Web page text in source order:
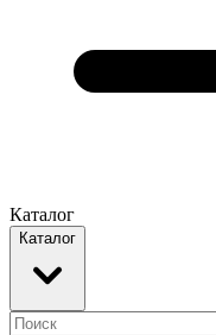
Каталог
Каталог